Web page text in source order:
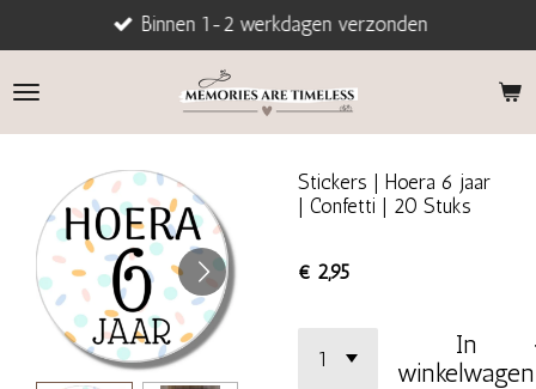
direct
naar
Binnen 1-2 werkdagen verzonden
Stickers | Hoera 6 jaar
| Confetti | 20 Stuks
€ 2,95
In
winkelwagen